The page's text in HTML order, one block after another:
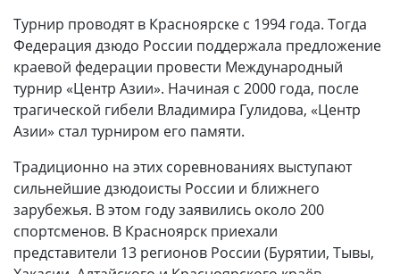
Турнир проводят в Красноярске с 1994 года. Тогда
Федерация дзюдо России поддержала предложение
краевой федерации провести Международный
турнир «Центр Азии». Начиная с 2000 года, после
трагической гибели Владимира Гулидова, «Центр
Азии» стал турниром его памяти.
Традиционно на этих соревнованиях выступают
сильнейшие дзюдоисты России и ближнего
зарубежья. В этом году заявились около 200
спортсменов. В Красноярск приехали
представители 13 регионов России (Бурятии, Тывы,